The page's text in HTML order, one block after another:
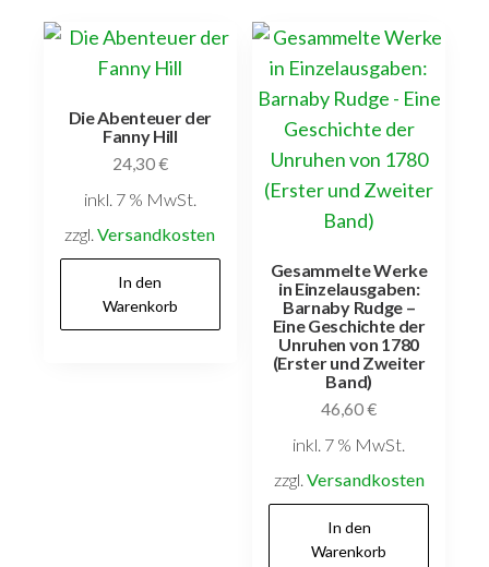
Werke
Werke
Soz-
Band
Die Abenteuer der
Fanny Hill
24,30€
inkl. 7 % MwSt.
zzgl.Versandkosten
In den
Warenkorb
Gesammelte Werke
in Einzelausgaben:
Barnaby Rudge –
Eine Geschichte der
Unruhen von 1780
(Erster und Zweiter
Band)
46,60€
inkl. 7 % MwSt.
zzgl. Versandkosten
In den
Warenkorb